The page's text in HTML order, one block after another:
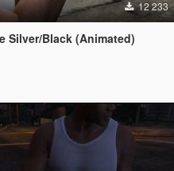
12 233
Silver/Black (Animated)